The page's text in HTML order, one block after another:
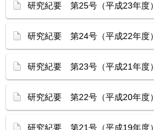
研究紀要 第25号（平成23年度）
研究紀要 第24号（平成22年度）
研究紀要 第23号（平成21年度）
研究紀要 第22号（平成20年度）
研究紀要 第21号（平成19年度）